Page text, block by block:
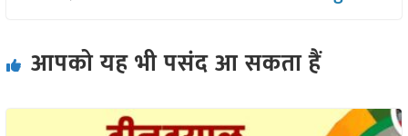
आपको यह भी पसंद आ सकता हैं